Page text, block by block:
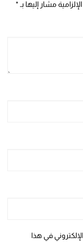
مشار إليها بـ *
في هذا